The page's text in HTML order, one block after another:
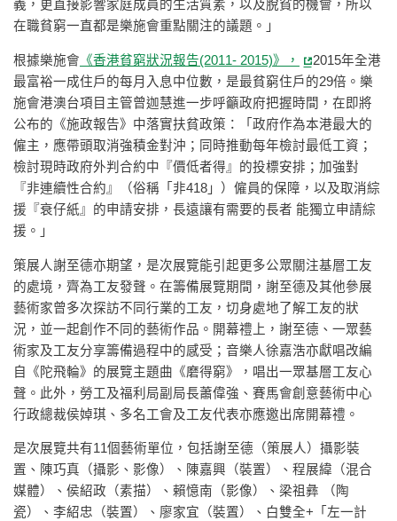
義，更直接影響家庭成員的生活質素，以及脫貧的機會，所以
在職貧窮一直都是樂施會重點關注的議題。」
根據樂施會 《香港貧窮狀況報告(2011- 2015)》，
2015年全港
最富裕一成住戶的每月入息中位數，是最貧窮住戶的29倍。樂
施會港澳台項目主管曾迦慧進一步呼籲政府把握時間，在即將
公布的《施政報告》中落實扶貧政策：「政府作為本港最大的
僱主，應帶頭取消強積金對沖；同時推動每年檢討最低工資；
檢討現時政府外判合約中『價低者得』的投標安排；加強對
『非連續性合約』（俗稱「非418」）僱員的保障，以及取消綜
援『衰仔紙』的申請安排，長遠讓有需要的長者 能獨立申請綜
援。」
策展人謝至德亦期望，是次展覽能引起更多公眾關注基層工友
的處境，齊為工友發聲。在籌備展覽期間，謝至德及其他參展
藝術家曾多次探訪不同行業的工友，切身處地了解工友的狀
況，並一起創作不同的藝術作品。開幕禮上，謝至德、一眾藝
術家及工友分享籌備過程中的感受；音樂人徐嘉浩亦獻唱改編
自《陀飛輪》的展覽主題曲《磨得窮》，唱出一眾基層工友心
聲。此外，勞工及福利局副局長蕭偉強、賽馬會創意藝術中心
行政總裁侯婥琪、多名工會及工友代表亦應邀出席開幕禮。
是次展覽共有11個藝術單位，包括謝至德（策展人）攝影裝
置、陳巧真（攝影、影像）、陳嘉興（裝置）、程展緯（混合
媒體）、侯紹政（素描）、賴憶南（影像）、梁祖彝 （陶
瓷）、李紹忠（裝置）、廖家宜（裝置）、白雙全+「左一計